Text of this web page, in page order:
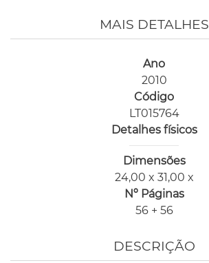
MAIS DETALHES
Ano
2010
Código
LT015764
Detalhes físicos
Dimensões
24,00 x 31,00 x
Nº Páginas
56 + 56
DESCRIÇÃO